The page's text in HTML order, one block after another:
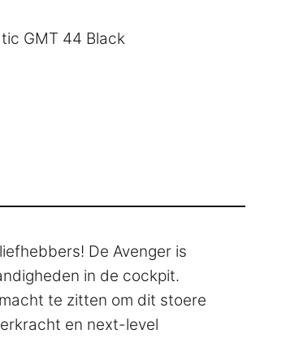
GMT 44 Black
De Avenger is
in de cockpit.
te zitten om dit stoere
en next-level